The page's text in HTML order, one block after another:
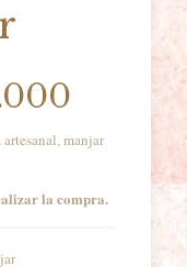
Rango
de
desde
manjar
la compra.